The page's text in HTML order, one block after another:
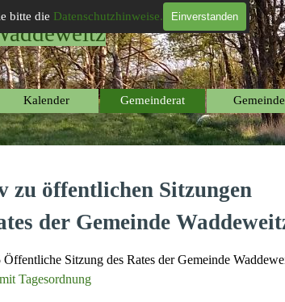
bitte die Datenschutzhinweise. Einverstanden
Kalender ▼
Gemeinderat ▼
Gemeinde
zu öffentlichen Sitzungen
der Gemeinde
Öffentliche Sitzung des Rates der Gemeinde
Tagesordnung